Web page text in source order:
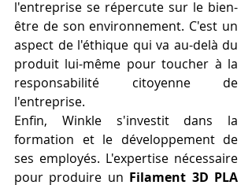
l'entreprise se répercute sur le bien-
être de son environnement. C'est un
aspect de l'éthique qui va au-delà du
produit lui-même pour toucher à la
responsabilité citoyenne de
l'entreprise.
Enfin, Winkle s'investit dans la
formation et le développement de
ses employés. L'expertise nécessaire
pour produire un Filament 3D PLA